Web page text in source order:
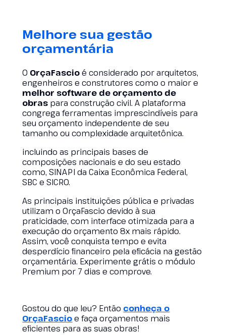
Melhore sua gestão
orçamentária
O OrçaFascioé considerado por arquitetos,
engenheiros e construtores como o maior e
melhor software de orçamento de
obras para construção civil. A plataforma
congrega ferramentas imprescindíveis para
seu orçamento independente de seu
tamanho ou complexidade arquitetônica.
incluindo as principais bases de
composições nacionais e do seu estado
como, SINAPI da Caixa Econômica Federal,
SBC e SICRO.
As principais instituições pública e privadas
utilizam o OrçaFascio devido à sua
praticidade, com interface otimizada para a
execução do orçamento 8x mais rápido.
Assim, você conquista tempo e evita
desperdício financeiro pela eficácia na gestão
orçamentária. Experimente grátis o módulo
Premium por 7 dias e comprove.
Gostou do que leu? Então conheça o
OrçaFascioe faça orçamentos mais
eficientes para as suas obras!